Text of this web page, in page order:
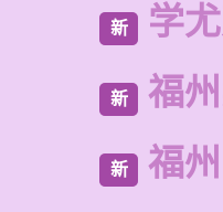
新 学
新 福
新 福